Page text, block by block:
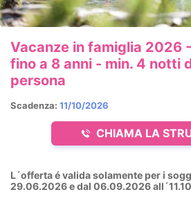
CHIAMA LA
Scadenza: 11/10/2026
Vacanze in famiglia 2026
fino a 8 anni - min. 4 notti
persona
L´offerta é valida solamente per i
29.06.2026 e dal 06.09.2026